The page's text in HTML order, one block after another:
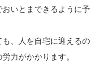
いとまできるように予
、人を自宅に迎えるの
力がかかります。